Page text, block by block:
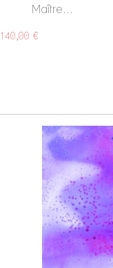
Maître...
140,00 €